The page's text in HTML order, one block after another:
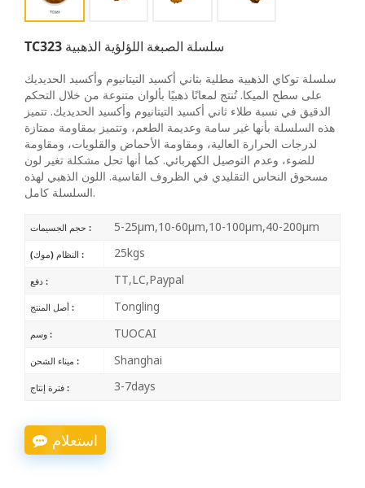
TC323 سلسلة الصبغة اللؤلؤية الذهبية
سلسلة توكاي الذهبية مطلية بثاني أكسيد التيتانيوم وأكسيد الحديديك
على سطح الميكا. تُنتج لمعانًا ذهبيًا بألوان متنوعة من خلال التحكم
الدقيق في نسبة طلاء ثاني أكسيد التيتانيوم وأكسيد الحديديك. تتميز
هذه السلسلة بأنها غير سامة وعديمة الطعم، وتتميز بمقاومة ممتازة
لدرجات الحرارة العالية، ومقاومة الأحماض والقلويات، ومقاومة
للضوء، وعدم التوصيل الكهربائي. كما أنها تحل مشكلة تغير لون
مسحوق النحاس التقليدي في الظروف القاسية. اللون الذهبي لهذه
السلسلة كامل.
حجم الجسيمات : 5-25μm,10-60μm,10-100μm,40-200μm
النظام (موك) : 25kgs
دفع : TT,LC,Paypal
أصل المنتج : Tongling
وسم : TUOCAI
ميناء الشحن : Shanghai
فترة إنتاج : 3-7days
استعلام